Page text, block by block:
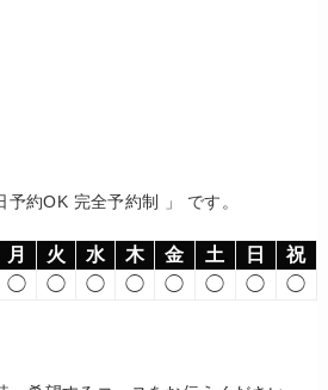
約OK 完全予約制 」 です。
月 火 水 木 金 土 日
祝
◯ ◯ ◯ ◯ ◯ ◯ ◯ ◯